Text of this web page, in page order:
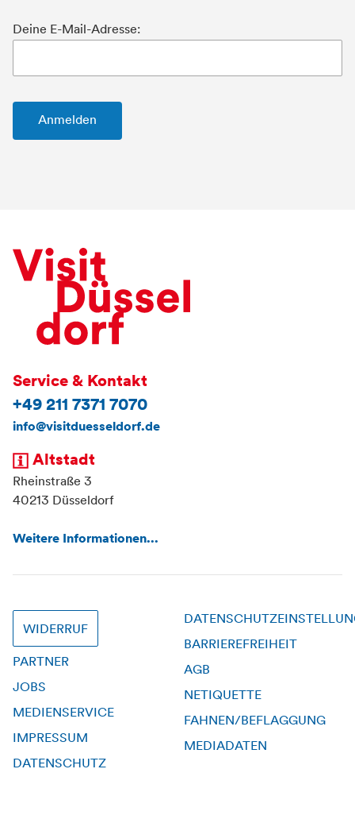
Deine E-Mail-Adresse:
Service & Kontakt
+49 211 7371 7070
info@visitduesseldorf.de
Altstadt
Rheinstraße 3
40213 Düsseldorf
Weitere Informationen...
WIDERRUF
PARTNER
JOBS
MEDIENSERVICE
IMPRESSUM
DATENSCHUTZ
BARRIEREFREIHEIT
AGB
NETIQUETTE
FAHNEN/BEFLAGGUNG
MEDIADATEN